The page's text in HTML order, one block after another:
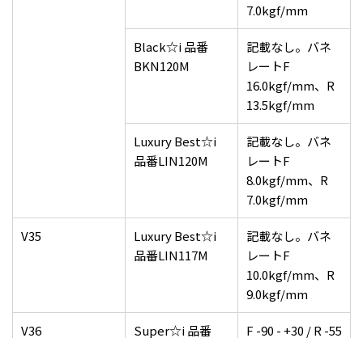
7.0kgf/mm
Black☆i 品番
BKN120M
記載なし。バネ
レートF
16.0kgf/mm、R
13.5kgf/mm
Luxury Best☆i
品番LIN120M
記載なし。バネ
レートF
8.0kgf/mm、R
7.0kgf/mm
V35
Luxury Best☆i
品番LIN117M
記載なし。バネ
レートF
10.0kgf/mm、R
9.0kgf/mm
V36 Super☆i 品番 F -90 - +30 / R -55